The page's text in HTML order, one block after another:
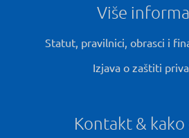
Više
Statut, pravilnici, obrasci i
Izjava o zaštiti
Kontakt & kako